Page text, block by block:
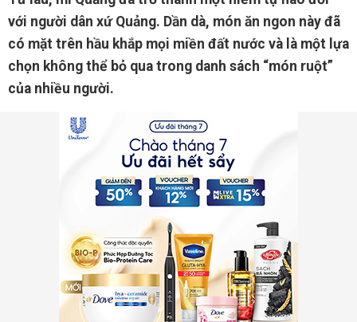
với người dân xứ Quảng. Dần dà, món ăn ngon này đã
có mặt trên hầu khắp mọi miền đất nước và là một lựa
chọn không thể bỏ qua trong danh sách “món ruột”
của nhiều người.